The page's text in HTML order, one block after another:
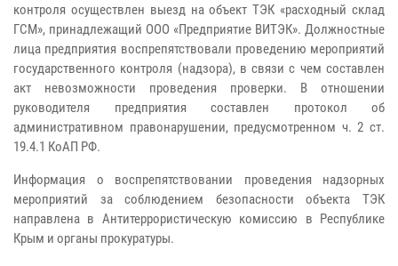
контроля осуществлен выезд на объект ТЭК «расходный склад
ГСМ», принадлежащий ООО «Предприятие ВИТЭК». Должностные
лица предприятия воспрепятствовали проведению мероприятий
государственного контроля (надзора), в связи с чем составлен
акт невозможности проведения проверки. В отношении
руководителя предприятия составлен протокол об
административном правонарушении, предусмотренном ч. 2 ст.
19.4.1 КоАП РФ.
Информация о воспрепятствовании проведения надзорных
мероприятий за соблюдением безопасности объекта ТЭК
направлена в Антитеррористическую комиссию в Республике
Крым и органы прокуратуры.